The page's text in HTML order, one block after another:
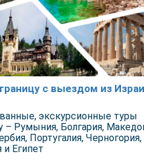
с выездом из
экскурсионные туры
– Румыния, Болгария,
Португалия, Черногория,
и Египет